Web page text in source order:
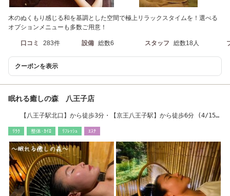
木のぬくもり感じる和を基調とした空間で極上リラックスタイムを！選べる
オプションメニューも多数ご用意！
口コミ 283件 設備 総数6 スタッフ 総数18人
クーポンを表示
眠れる癒しの森 八王子店
【八王子駅北口】から徒歩3分・【京王八王子駅】から徒歩6分 (4/15移
ﾘﾗｸ 整体･ｶｲﾛ ﾘﾌﾚｯｼｭ ｴｽﾃ